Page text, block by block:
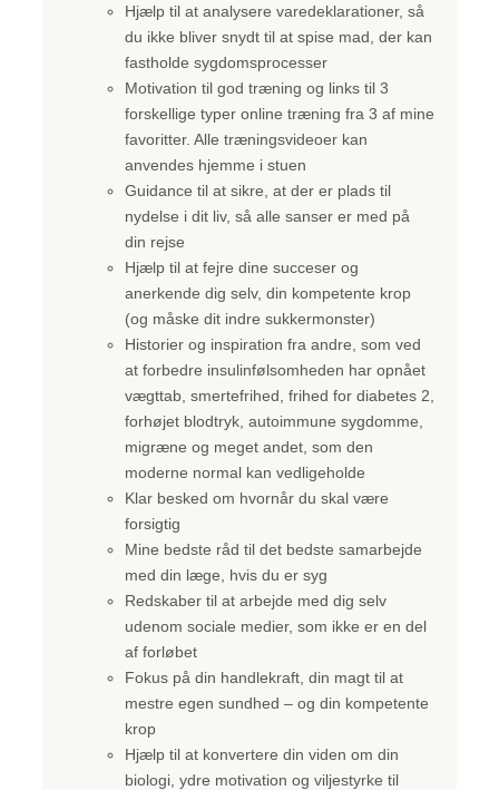
Hjælp til at analysere varedeklarationer, så
du ikke bliver snydt til at spise mad, der kan
fastholde sygdomsprocesser
Motivation til god træning og links til 3
forskellige typer online træning fra 3 af mine
favoritter. Alle træningsvideoer kan
anvendes hjemme i stuen
Guidance til at sikre, at der er plads til
nydelse i dit liv, så alle sanser er med på
din rejse
Hjælp til at fejre dine succeser og
anerkende dig selv, din kompetente krop
(og måske dit indre sukkermonster)
Historier og inspiration fra andre, som ved
at forbedre insulinfølsomheden har opnået
vægttab, smertefrihed, frihed for diabetes 2,
forhøjet blodtryk, autoimmune sygdomme,
migræne og meget andet, som den
moderne normal kan vedligeholde
Klar besked om hvornår du skal være
forsigtig
Mine bedste råd til det bedste samarbejde
med din læge, hvis du er syg
Redskaber til at arbejde med dig selv
udenom sociale medier, som ikke er en del
af forløbet
Fokus på din handlekraft, din magt til at
mestre egen sundhed – og din kompetente
krop
Hjælp til at konvertere din viden om din
biologi, ydre motivation og viljestyrke til